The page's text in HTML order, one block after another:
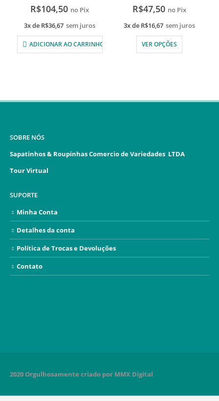
R$104,50 no Pix
3x de R$36,67 sem juros
ADICIONAR AO CARRINHO
R$47,50 no Pix
3x de R$16,67 sem juros
VER OPÇÕES
SOBRE NÓS
Sapatinhos & Roupinhas Comercio de Variedades LTDA
Tour Virtual
SUPORTE
Minha Conta
Detalhes da conta
Política de Trocas e Devoluções
Contato
2020 Orgulhosamente criado por MMX Digital